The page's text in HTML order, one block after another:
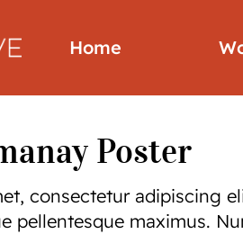
Home
Poster
consectetur adipiscing
pellentesque maximus.